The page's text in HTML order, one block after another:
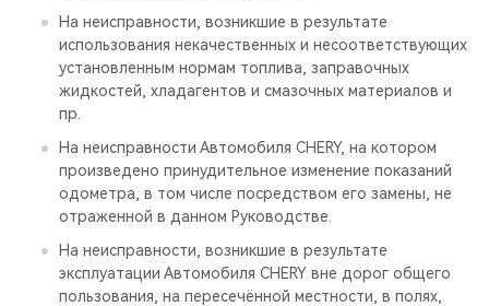
На неисправности, возникшие в результате
использования некачественных и несоответствующих
установленным нормам топлива, заправочных
жидкостей, хладагентов и смазочных материалов и
пр.
На неисправности Автомобиля CHERY, на котором
произведено принудительное изменение показаний
одометра, в том числе посредством его замены, не
отраженной в данном Руководстве.
На неисправности, возникшие в результате
эксплуатации Автомобиля CHERY вне дорог общего
пользования, на пересечённой местности, в полях,